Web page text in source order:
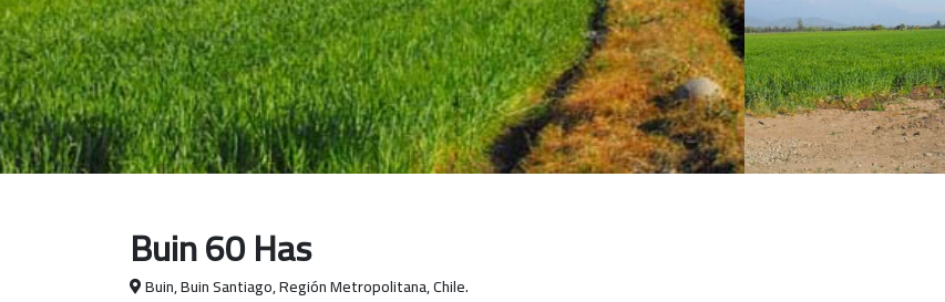
Buin 60 Has
Buin, Buin Santiago, Región Metropolitana, Chile.